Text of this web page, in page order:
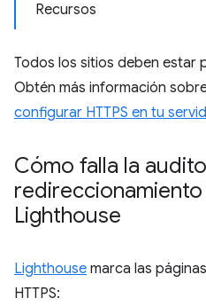
Recursos
Todos los sitios deben estar
Obtén más información
configurar HTTPS en tu
Cómo falla la
redireccionamiento
Lighthouse
Lighthouse marca las
HTTPS: